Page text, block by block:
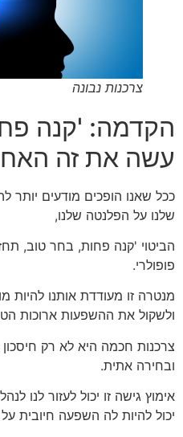
צרכנות נבונה
הקדמה: 'קנה
עשה את זה
ככל שאנו הופכים מודעים
שלנו על הפלנטה שלנו,
הביטוי 'קנה פחות, בחר טוב,
פופולרי.
מנטרה זו מעודדת אותנו להיות
ולשקול את ההשפעות ארוכות
צרכנות חכמה היא לא רק
ובחירה אתית.
אימוץ גישה זו יכול לעזור לנו
יכול להיות לה השפעה חיובית